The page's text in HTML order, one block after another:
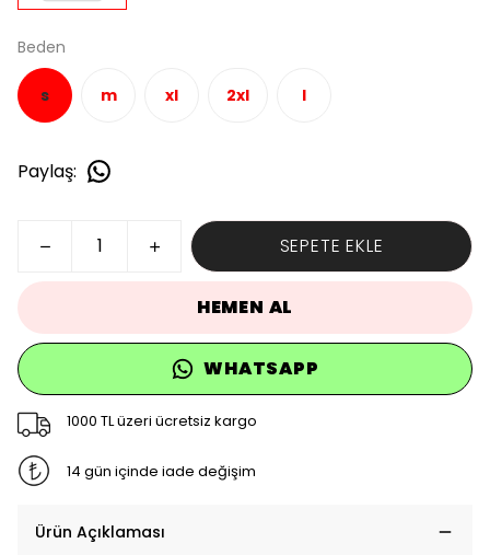
Beden
s m xl 2xl l
Paylaş:
SEPETE EKLE
HEMEN AL
WHATSAPP
1000 TL üzeri ücretsiz kargo
14 gün içinde iade değişim
Ürün Açıklaması